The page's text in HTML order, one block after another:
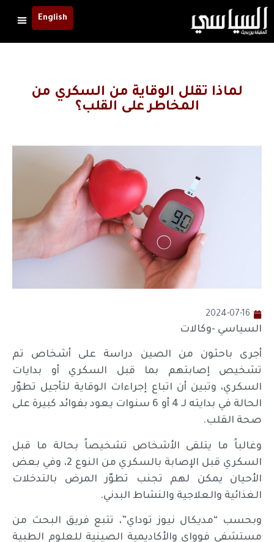
English
لماذا تقلل الوقاية من السكري من
المخاطر على القلب؟
2024-07-16
السياسي -وكالات
أجرى باحثون من الصين دراسة على أشخاص تم
تشخيص إصابتهم بما قبل السكري أو بدايات
السكري، وتبين أن اتباع إجراءات الوقاية لتأجيل تطوّر
الحالة في بدايته لـ 4 أو 6 سنوات يعود بفوائد كبيرة على
صحة القلب.
وغالباً ما يتلقى الأشخاص تشخيصاً بحالة ما قبل
السكري قبل الإصابة بالسكري من النوع 2، وفي بعض
الأحيان يمكن لهم تجنب تطوّر المرض بالتدخلات
الغذائية والعلاجية والنشاط البدني.
وبحسب “مديكال نيوز توداي”، تتبع فريق البحث من
مستشفى فوواي والأكاديمية الصينية للعلوم الطبية